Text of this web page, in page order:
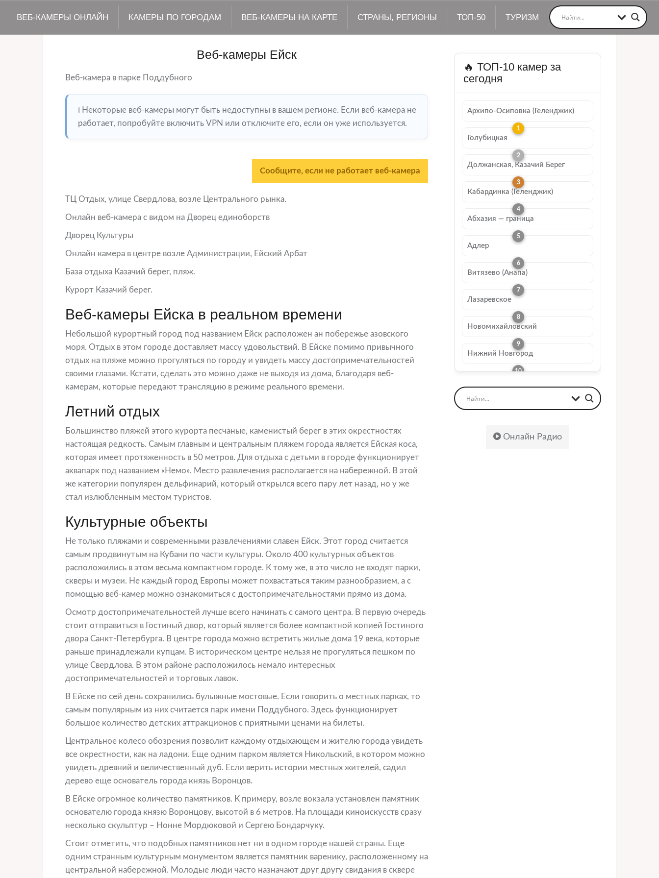
ВЕБ-КАМЕРЫ ОНЛАЙН КАМЕРЫ ПО ГОРОДАМ ВЕБ-КАМЕРЫ НА КАРТЕ СТРАНЫ, РЕГИОНЫ ТОП-50 ТУРИЗМ
Веб-камеры Ейск
Веб-камера в парке Поддубного
ℹ️ Некоторые веб-камеры могут быть недоступны в вашем регионе. Если веб-камера не
работает, попробуйте включить VPN или отключите его, если он уже используется.
Сообщите, если не работает веб-камера
ТЦ Отдых, улице Свердлова, возле Центрального рынка.
Онлайн веб-камера с видом на Дворец единоборств
Дворец Культуры
Онлайн камера в центре возле Администрации, Ейский Арбат
База отдыха Казачий берег, пляж.
Курорт Казачий берег.
Веб-камеры Ейска в реальном времени
Небольшой курортный город под названием Ейск расположен ан побережье азовского
моря. Отдых в этом городе доставляет массу удовольствий. В Ейске помимо привычного
отдых на пляже можно прогуляться по городу и увидеть массу достопримечательностей
своими глазами. Кстати, сделать это можно даже не выходя из дома, благодаря веб-
камерам, которые передают трансляцию в режиме реального времени.
Летний отдых
Большинство пляжей этого курорта песчаные, каменистый берег в этих окрестностях
настоящая редкость. Самым главным и центральным пляжем города является Ейская коса,
которая имеет протяженность в 50 метров. Для отдыха с детьми в городе функционирует
аквапарк под названием «Немо». Место развлечения располагается на набережной. В этой
же категории популярен дельфинарий, который открылся всего пару лет назад, но у же
стал излюбленным местом туристов.
Культурные объекты
Не только пляжами и современными развлечениями славен Ейск. Этот город считается
самым продвинутым на Кубани по части культуры. Около 400 культурных объектов
расположились в этом весьма компактном городе. К тому же, в это число не входят парки,
скверы и музеи. Не каждый город Европы может похвастаться таким разнообразием, а с
помощью веб-камер можно ознакомиться с достопримечательностями прямо из дома.
Осмотр достопримечательностей лучше всего начинать с самого центра. В первую очередь
стоит отправиться в Гостиный двор, который является более компактной копией Гостиного
двора Санкт-Петербурга. В центре города можно встретить жилые дома 19 века, которые
раньше принадлежали купцам. В историческом центре нельзя не прогуляться пешком по
улице Свердлова. В этом районе расположилось немало интересных
достопримечательностей и торговых лавок.
В Ейске по сей день сохранились булыжные мостовые. Если говорить о местных парках, то
самым популярным из них считается парк имени Поддубного. Здесь функционирует
большое количество детских аттракционов с приятными ценами на билеты.
Центральное колесо обозрения позволит каждому отдыхающем и жителю города увидеть
все окрестности, как на ладони. Еще одним парком является Никольский, в котором можно
увидеть древний и величественный дуб. Если верить истории местных жителей, садил
дерево еще основатель города князь Воронцов.
В Ейске огромное количество памятников. К примеру, возле вокзала установлен памятник
основателю города князю Воронцову, высотой в 6 метров. На площади киноискусств сразу
несколько скульптур – Нонне Мордюковой и Сергею Бондарчуку.
Стоит отметить, что подобных памятников нет ни в одном городе нашей страны. Еще
одним странным культурным монументом является памятник варенику, расположенному на
центральной набережной. Молодые люди часто назначают друг другу свидания в сквере
🔥 ТОП-10 камер за
сегодня
Архипо-Осиповка (Геленджик)
Голубицкая
Должанская, Казачий Берег
Кабардинка (Геленджик)
Абхазия — граница
Адлер
Витязево (Анапа)
Лазаревское
Новомихайловский
Нижний Новгород
Онлайн Радио